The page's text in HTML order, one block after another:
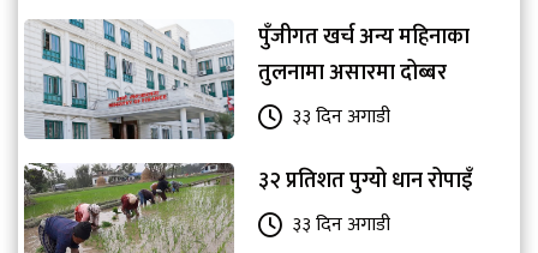
पुँजीगत खर्च अन्य महिनाका
तुलनामा असारमा दोब्बर
३३ दिन अगाडी
३२ प्रतिशत पुग्यो धान रोपाइँ
३३ दिन अगाडी